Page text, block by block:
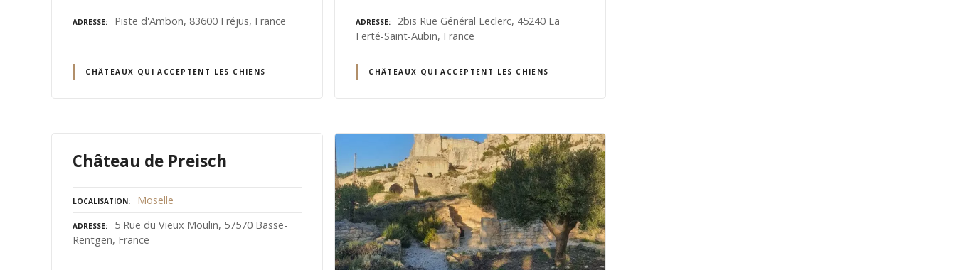
ADRESSE Piste d'Ambon, 83600 Fréjus, France
CHÂTEAUX QUI ACCEPTENT LES CHIENS
ADRESSE
2bis Rue Général Leclerc, 45240 La
Ferté-Saint-Aubin, France
CHÂTEAUX QUI ACCEPTENT LES CHIENS
Château de Preisch
LOCALISATION Moselle
ADRESSE
5 Rue du Vieux Moulin, 57570 Basse-
Rentgen, France